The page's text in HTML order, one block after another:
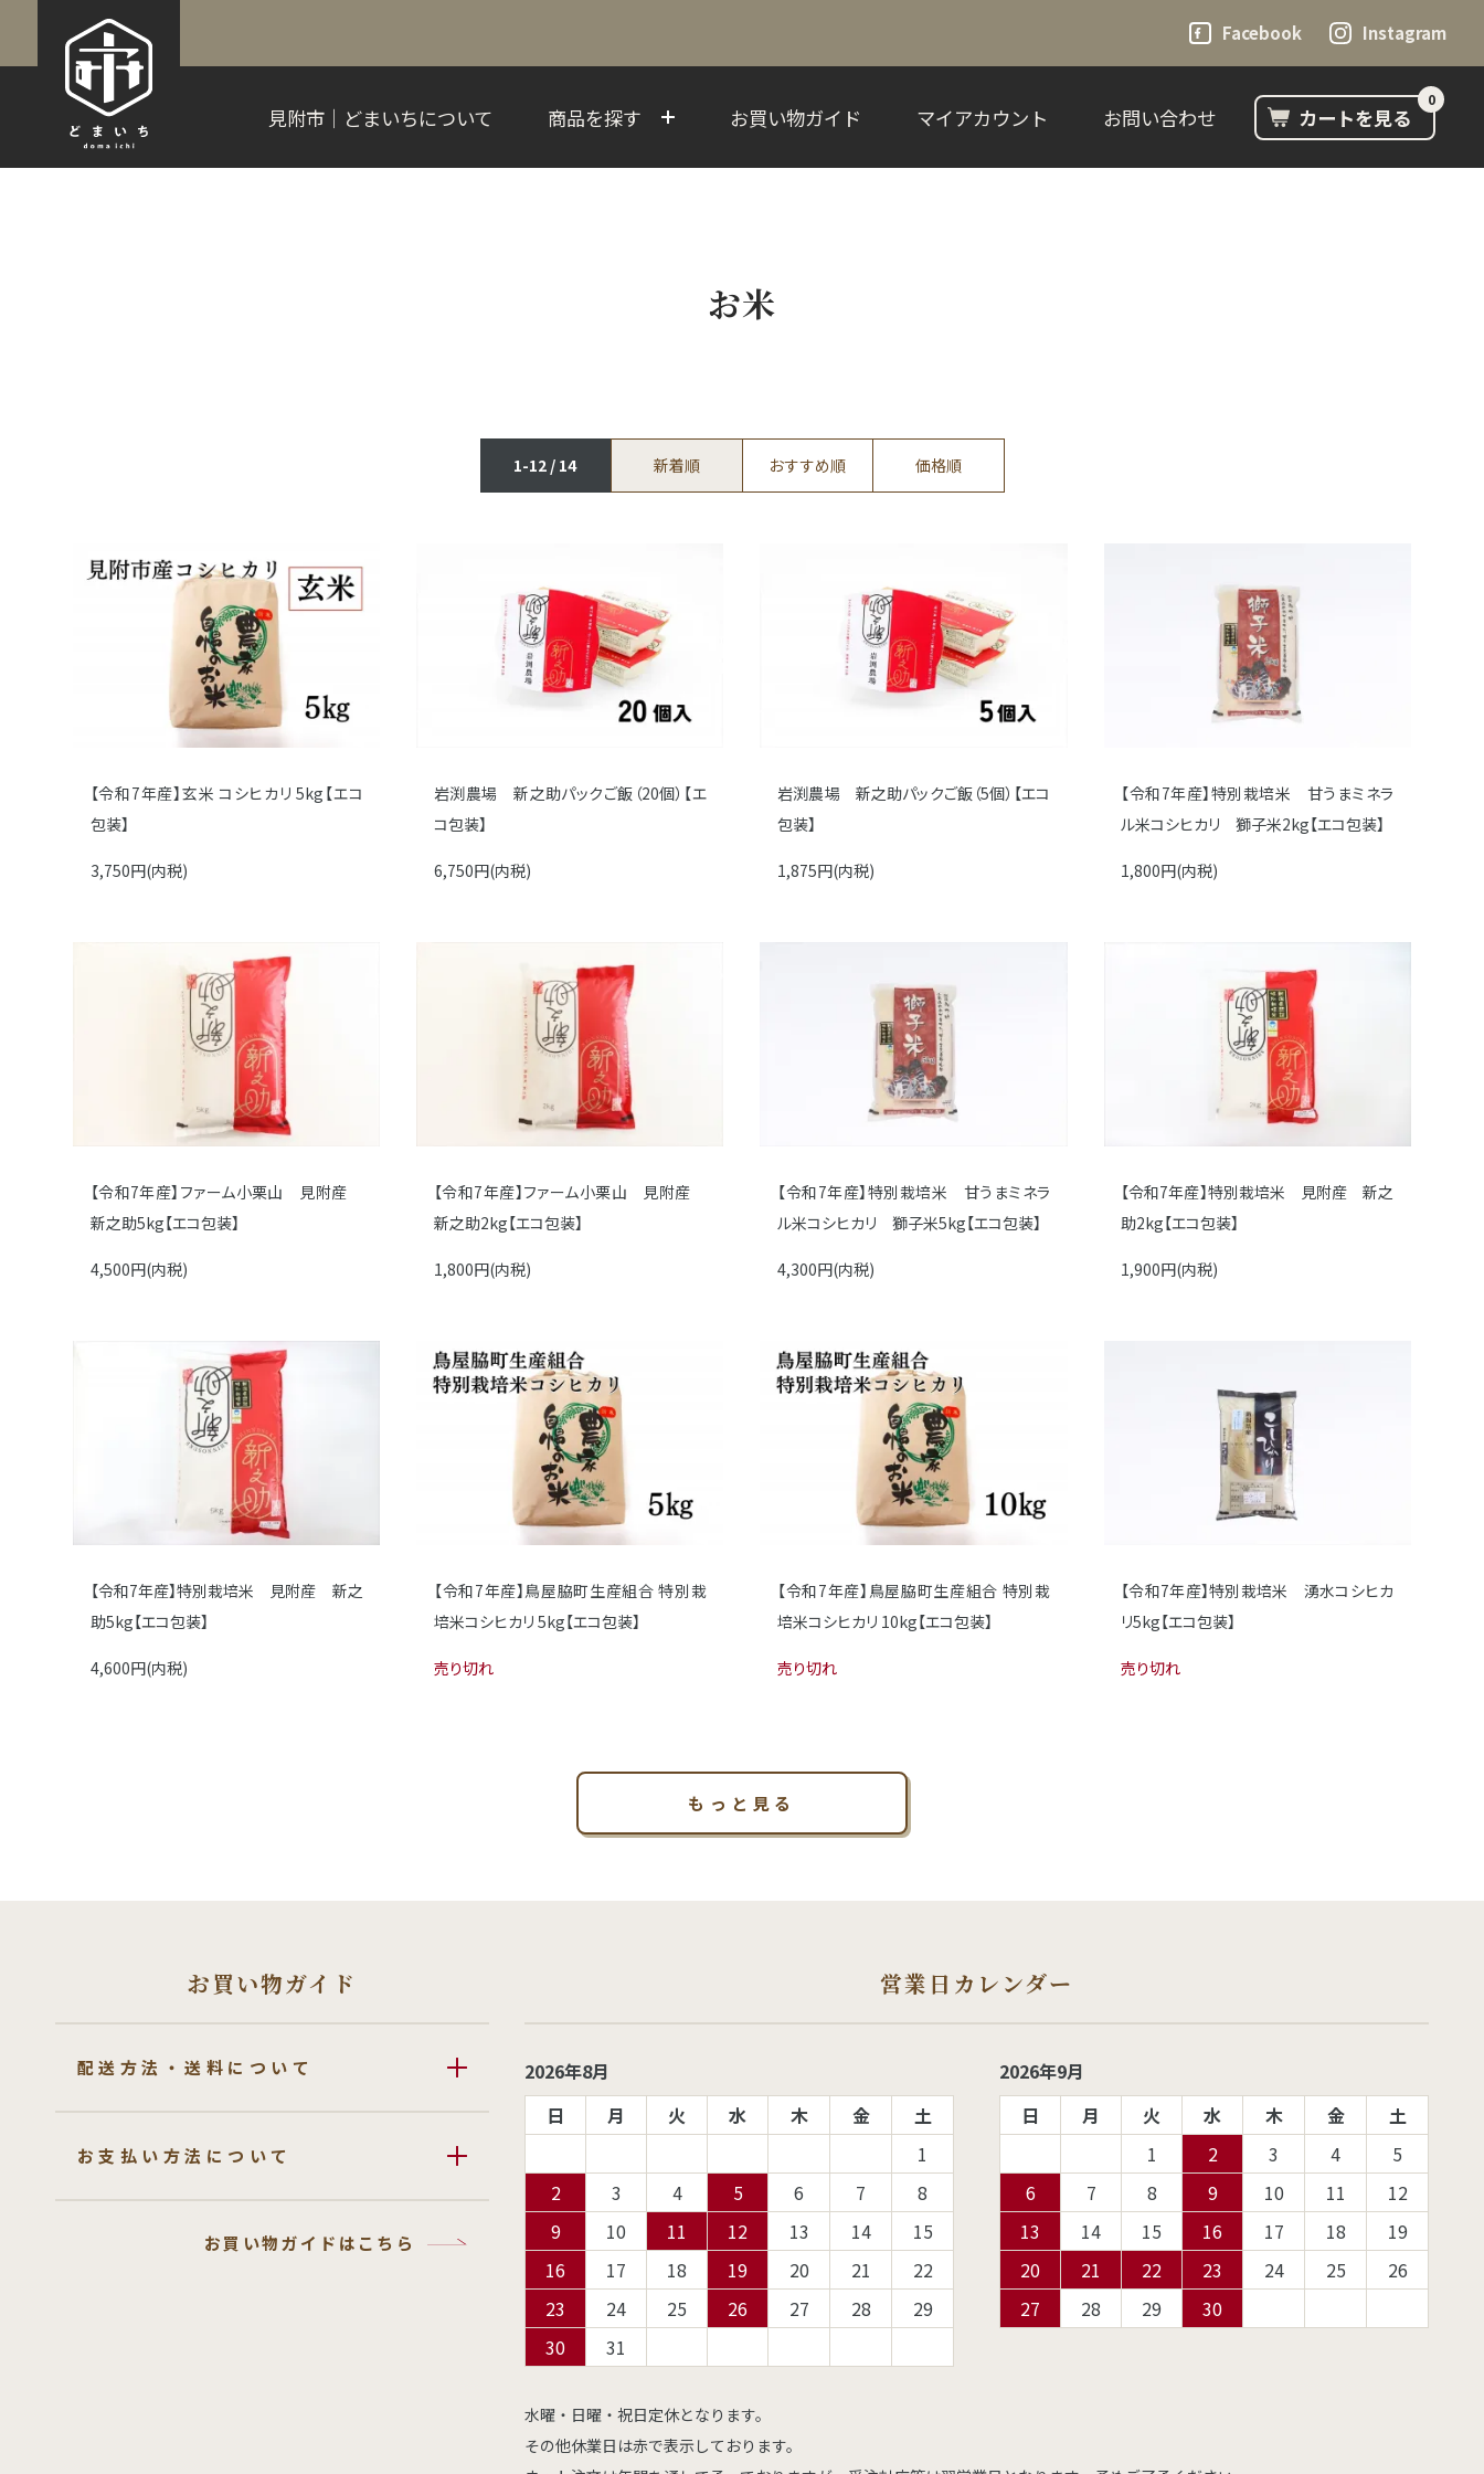
Facebook Instagram
見附市｜どまいちについて 商品を探す お買い物ガイド マイアカウント お問い合わせ カートを見る
0
お米
1-12 / 14 新着順 おすすめ順 価格順
【令和7年産】玄米 コシヒカリ 5kg【エコ
包装】
3,750円(内税)
岩渕農場 新之助パックご飯（20個）【エ
コ包装】
6,750円(内税)
岩渕農場 新之助パックご飯（5個）【エコ
包装】
1,875円(内税)
【令和7年産】特別栽培米 甘うまミネラ
ル米コシヒカリ 獅子米2kg【エコ包装】
1,800円(内税)
【令和7年産】ファーム小栗山 見附産
新之助5kg【エコ包装】
4,500円(内税)
【令和7年産】ファーム小栗山 見附産
新之助2kg【エコ包装】
1,800円(内税)
【令和7年産】特別栽培米 甘うまミネラ
ル米コシヒカリ 獅子米5kg【エコ包装】
4,300円(内税)
【令和7年産】特別栽培米 見附産 新之
助2kg【エコ包装】
1,900円(内税)
【令和7年産】特別栽培米 見附産 新之
助5kg【エコ包装】
4,600円(内税)
【令和7年産】鳥屋脇町生産組合 特別栽
培米コシヒカリ 5kg【エコ包装】
売り切れ
【令和7年産】鳥屋脇町生産組合 特別栽
培米コシヒカリ 10kg【エコ包装】
売り切れ
【令和7年産】特別栽培米 湧水コシヒカ
リ5kg【エコ包装】
売り切れ
もっと見る
お買い物ガイド
配送方法・送料について
お支払い方法について
お買い物ガイドはこちら
営業日カレンダー
2026年8月
日
月 火 水 木 金
土
1
2
3 4 5 6 7
8
9
10 11 12 13 14
15
16
17 18 19 20 21
22
23
24 25 26 27 28
29
30
31
2026年9月
日
月 火 水 木 金
土
1
2 3 4
5
6
7 8 9 10 11
12
13
14 15 16 17 18
19
20
21 22 23 24 25
26
27
28 29 30
水曜・日曜・祝日定休となります。
その他休業日は赤で表示しております。